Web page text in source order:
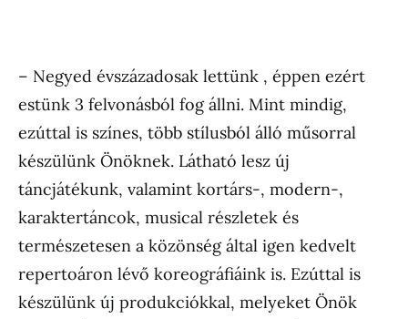
– Negyed évszázadosak lettünk , éppen ezért
estünk 3 felvonásból fog állni. Mint mindig,
ezúttal is színes, több stílusból álló műsorral
készülünk Önöknek. Látható lesz új
táncjátékunk, valamint kortárs-, modern-,
karaktertáncok, musical részletek és
természetesen a közönség által igen kedvelt
repertoáron lévő koreográfiáink is. Ezúttal is
készülünk új produkciókkal, melyeket Önök